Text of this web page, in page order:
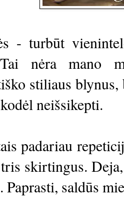
- turbūt
nėra mano
stiliaus
neišsikepti.
padariau
skirtingus.
Paprasti, saldūs